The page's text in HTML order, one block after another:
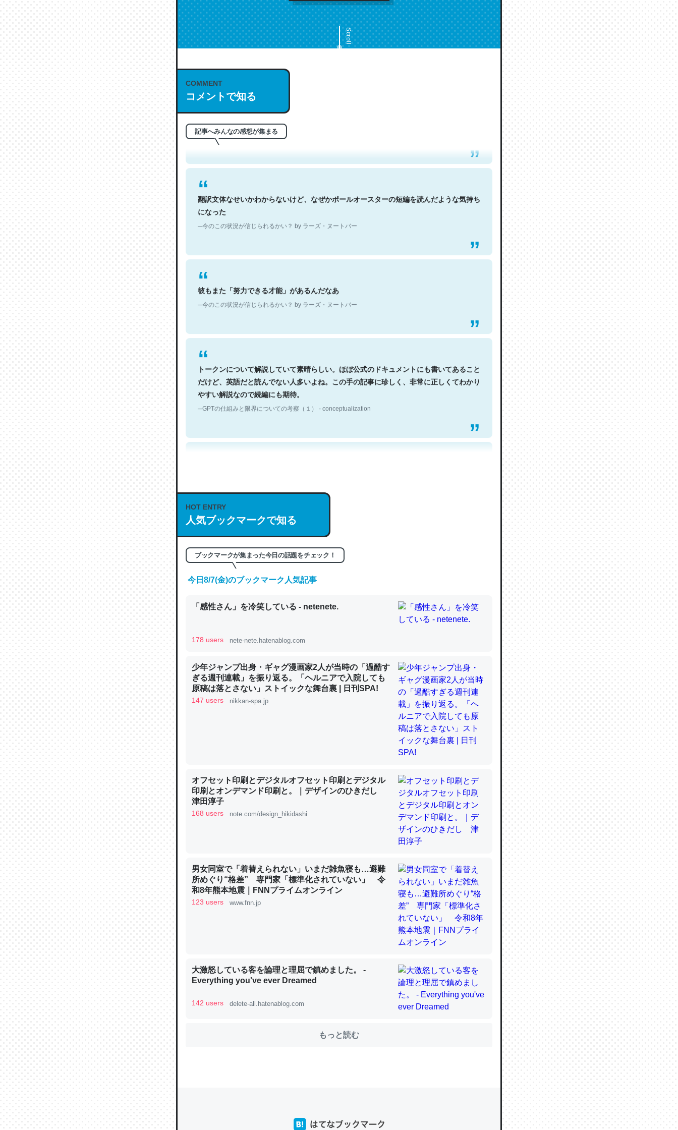
Scroll
COMMENT
コメントで知る
記事へみんなの感想が集まる
これは名文。彼はとてもクレバーなんだろうなと凄く思う。英語少しでも読める人は原文
もお勧め。自分はこの流れ好き。Let’s Fucking Go. Then Covid hit. Shit.
─今のこの状況が信じられるかい？ by ラーズ・ヌートバー
翻訳文体なせいかわからないけど、なぜかポールオースターの短編を読んだような気持ち
になった
─今のこの状況が信じられるかい？ by ラーズ・ヌートバー
彼もまた「努力できる才能」があるんだなあ
─今のこの状況が信じられるかい？ by ラーズ・ヌートバー
トークンについて解説していて素晴らしい。ほぼ公式のドキュメントにも書いてあること
だけど、英語だと読んでない人多いよね。この手の記事に珍しく、非常に正しくてわかり
やすい解説なので続編にも期待。
─GPTの仕組みと限界についての考察（１） - conceptualization
これは良記事。32768トークンだと英語小説100ページ分くらい。小説でいう「ずっと前
の伏線」は回収されないけど、短期記憶というには多い分量。進化すればするほど分かり
やすく強くなりそう
の600分の1程度。
─ニュース :: 【研究発表】昆虫学の大問題＝「昆虫はなぜ海にいないのか」に関する新仮説
論文では「淡水はカルシウムも酸素も不足してて両方に不利だから両方が拮抗してるので
チンを強化してる筈だが、酵素が違うのか？
─ニュース :: 【研究発表】昆虫学の大問題＝「昆虫はなぜ海にいないのか」に関する新仮説
類だと殻を無くしてナメクジになったり努力してるし。
─ニュース :: 【研究発表】昆虫学の大問題＝「昆虫はなぜ海にいないのか」に関する新仮説
ウチもEchoを実家に置いて４年。でたまに覗いてる。ぼちぼちRingも置こうかと画策
れ見て生きてるなって分かる。
─たまにLINEするくらいだった遠方の父67歳と僕。ITツール導入でコミュニケーションが劇的に変化し
HOT ENTRY
人気ブックマークで知る
ブックマークが集まった今日の話題をチェック！
今日8/7(金)のブックマーク人気記事
「感性さん」を冷笑している - netenete.
178 users nete-nete.hatenablog.com
少年ジャンプ出身・ギャグ漫画家2人が当時の「過酷す
ぎる週刊連載」を振り返る。「ヘルニアで入院しても
原稿は落とさない」ストイックな舞台裏 | 日刊SPA!
147 users nikkan-spa.jp
オフセット印刷とデジタルオフセット印刷とデジタル
印刷とオンデマンド印刷と。｜デザインのひきだし
津田淳子
168 users note.com/design_hikidashi
男女同室で「着替えられない」いまだ雑魚寝も…避難
所めぐり“格差” 専門家「標準化されていない」 令
和8年熊本地震｜FNNプライムオンライン
123 users www.fnn.jp
大激怒している客を論理と理屈で鎮めました。 -
Everything you've ever Dreamed
142 users delete-all.hatenablog.com
もっと読む